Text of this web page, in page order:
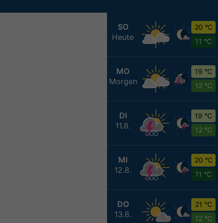
SO
Heute
20 °C
11 °C
MO
Morgen
19 °C
12 °C
DI
11.8.
19 °C
12 °C
MI
12.8.
20 °C
11 °C
DO
13.8.
21 °C
12 °C